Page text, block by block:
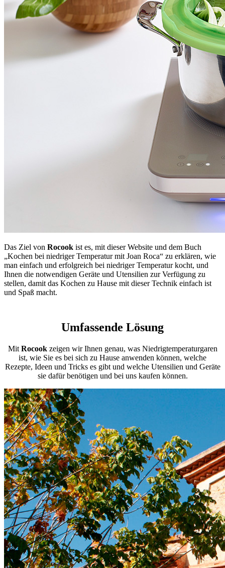
Das Ziel von Rocook ist es, mit dieser Website und dem Buch
„Kochen bei niedriger Temperatur mit Joan Roca“ zu erklären, wie
man einfach und erfolgreich bei niedriger Temperatur kocht, und
Ihnen die notwendigen Geräte und Utensilien zur Verfügung zu
stellen, damit das Kochen zu Hause mit dieser Technik einfach ist
und Spaß macht.
Umfassende Lösung
Mit Rocookzeigen wir Ihnen genau, was Niedrigtemperaturgaren
ist, wie Sie es bei sich zu Hause anwenden können, welche
Rezepte, Ideen und Tricks es gibt und welche Utensilien und Geräte
sie dafür benötigen und bei uns kaufen können.